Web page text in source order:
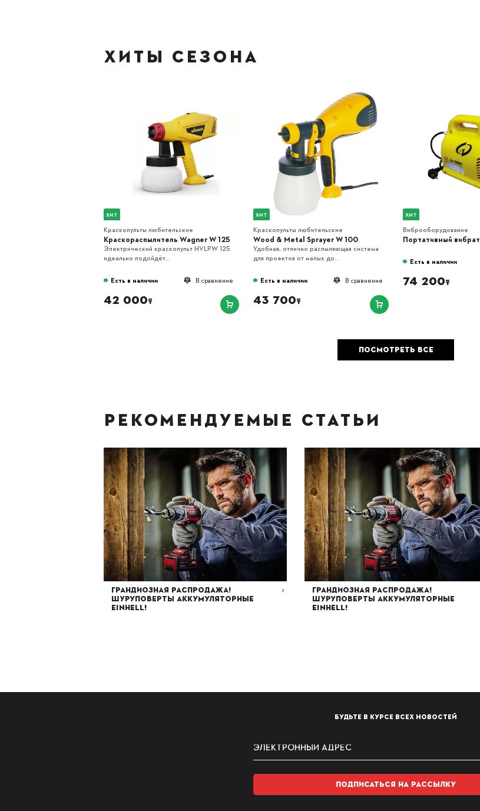
ХИТЫ СЕЗОНА
ХИТ
Краскопульты любительские
Краскораспылитель Wagner W 125
Электрический краскопульт HVLPW 125
идеально подойдёт...
В сравнение
Есть в наличии
42 000₸
ХИТ
Краскопульты любительские
Wood & Metal Sprayer W 100
Удобная, отлично распыляющая система
для проектов от малых до...
В сравнение
Есть в наличии
43 700₸
ХИТ
Виброоборудование
Портативный
Есть в наличии
74 200₸
ПОСМОТРЕТЬ ВСЕ
РЕКОМЕНДУЕМЫЕ СТАТЬИ
Грандиозная распродажа!
Шуруповерты аккумуляторные
EINHELL!
Грандиозная распродажа!
Шуруповерты аккумуляторные
EINHELL!
БУДЬТЕ В КУРСЕ ВСЕХ НОВОСТЕЙ
ПОДПИСАТЬСЯ НА РАССЫЛКУ